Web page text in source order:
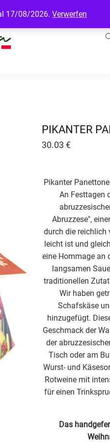
17/08/2026. Verwerfen
PIKANTER
30.03 €
Pikanter
An Festtagen
Abruzzese",
durch die reichlich
leicht ist und
eine Hommage an
langsamen
traditionellen
Wir haben
Schafskäse
hinzugefügt.
Geschmack der
der
Tisch oder am
Wurst- und
Rotweine mit
für einen
Das